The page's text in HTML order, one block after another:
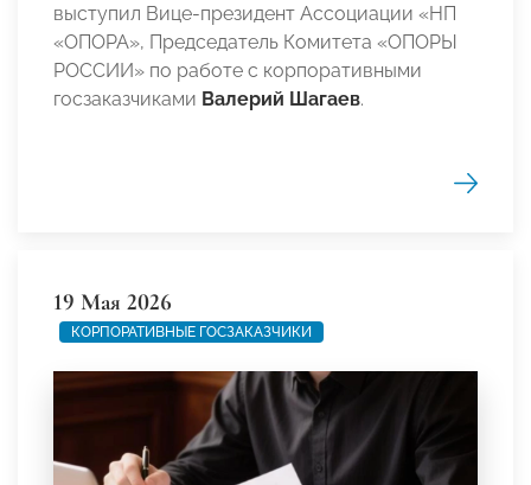
выступил Вице-президент Ассоциации «НП
«ОПОРА», Председатель Комитета «ОПОРЫ
РОССИИ» по работе с корпоративными
госзаказчиками Валерий Шагаев.
19 Мая 2026
КОРПОРАТИВНЫЕ ГОСЗАКАЗЧИКИ